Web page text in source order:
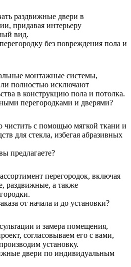
раздвижные двери в
придавая интерьеру
вид.
без повреждения пола и
монтажные системы,
полностью исключают
в конструкцию пола и потолка.
перегородками и дверями?
чистить с помощью мягкой ткани и
для стекла, избегая абразивных
предлагаете?
перегородок, включая
раздвижные, а также
от начала и до установки?
и замера помещения,
согласовываем его с вами,
установку.
двери по индивидуальным